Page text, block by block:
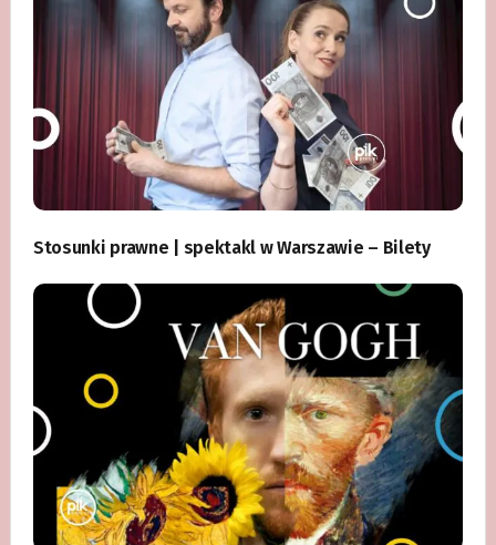
Stosunki prawne | spektakl w Warszawie – Bilety